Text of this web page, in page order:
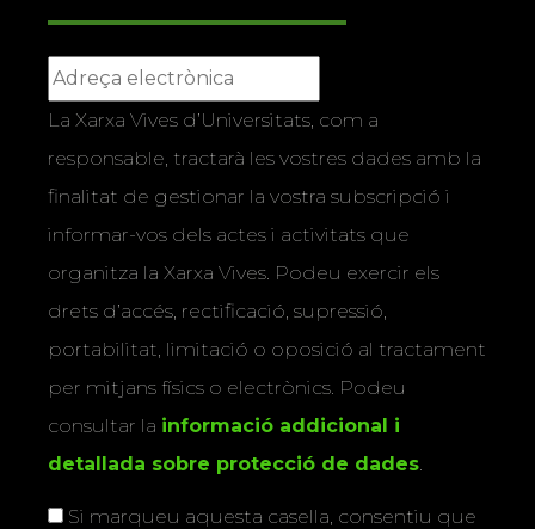
La Xarxa Vives d’Universitats, com a
responsable, tractarà les vostres dades amb la
finalitat de gestionar la vostra subscripció i
informar-vos dels actes i activitats que
organitza la Xarxa Vives. Podeu exercir els
drets d’accés, rectificació, supressió,
portabilitat, limitació o oposició al tractament
per mitjans físics o electrònics. Podeu
consultar la informació addicional i
detallada sobre protecció de dades
Si marqueu aquesta casella, consentiu que